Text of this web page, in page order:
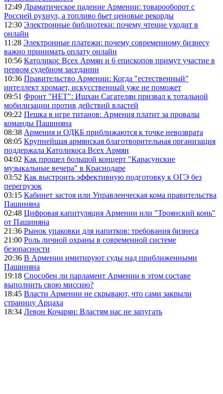
12:49 Драматическое падение Армении: товарооборот с
Россией рухнул, а топливо бьет ценовые рекорды
12:30 Электронные библиотеки: почему чтение уходит в
онлайн
11:28 Электронные платежи: почему современному бизнесу
важно принимать оплату онлайн
10:56 Католикос Всех Армян и 6 епископов примут участие в
первом судебном заседании
10:36 Правительство Армении: Когда "естественный"
интеллект хромает, искусственный уже не поможет
09:51 Фронт "НЕТ": Ишхан Сагателян призвал к тотальной
мобилизации против действий властей
09:22 Пешка в игре титанов: Армения платит за провалы
команды Пашиняна
08:38 Армения и ОДКБ приближаются к точке невозврата
08:05 Крупнейшая армянская благотворительная организация
поддержала Католикоса Всех Армян
04:02 Как прошел большой концерт "Карасунские
музыкальные вечера" в Краснодаре
03:52 Как выстроить эффективную подготовку к ОГЭ без
перегрузок
03:15 Кабинет застоя или Управленческая кома правительства
Пашиняна
02:48 Цифровая капитуляция Армении или "Троянский конь"
от Пашиняна
21:36 Рынок упаковки для напитков: требования бизнеса
21:00 Роль личной охраны в современной системе
безопасности
20:36 В Армении имитируют суды над приближенными
Пашиняна
19:18 Способен ли парламент Армении в этом составе
выполнить свою миссию?
18:45 Власти Армении не скрывают, что сами закрыли
страницу Арцаха
18:34 Левон Кочарян: Властям нас не запугать